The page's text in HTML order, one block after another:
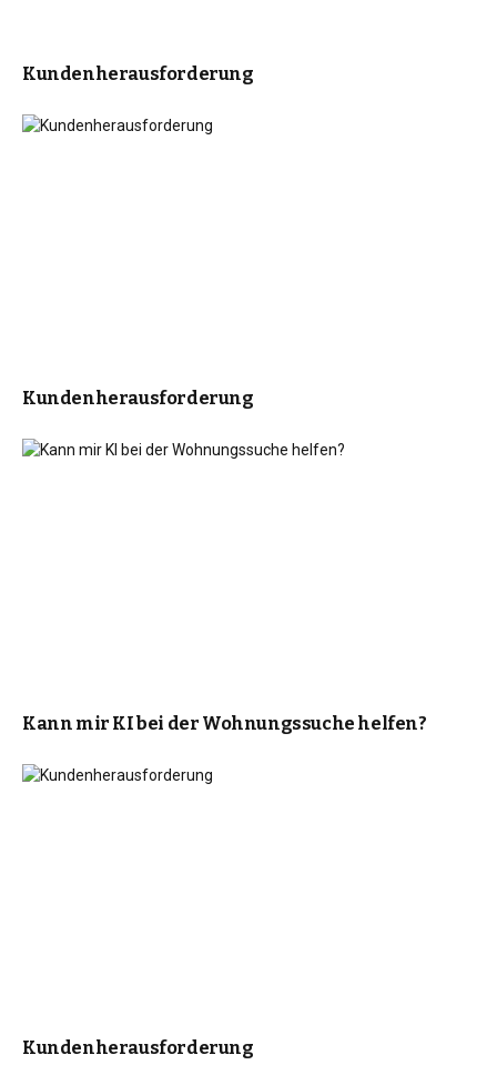
Kundenherausforderung
Kundenherausforderung
Kann mir KI bei der Wohnungssuche helfen?
Kundenherausforderung